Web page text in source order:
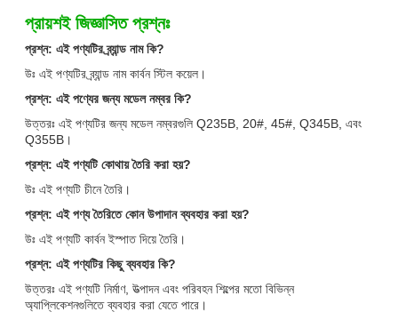
প্রায়শই জিজ্ঞাসিত প্রশ্নঃ
প্রশ্ন: এই পণ্যটির ব্র্যান্ড নাম কি?
উঃ এই পণ্যটির ব্র্যান্ড নাম কার্বন স্টিল কয়েল।
প্রশ্ন: এই পণ্যের জন্য মডেল নম্বর কি?
উত্তরঃ এই পণ্যটির জন্য মডেল নম্বরগুলি Q235B, 20#, 45#, Q345B, এবং
Q355B।
প্রশ্ন: এই পণ্যটি কোথায় তৈরি করা হয়?
উঃ এই পণ্যটি চীনে তৈরি।
প্রশ্ন: এই পণ্য তৈরিতে কোন উপাদান ব্যবহার করা হয়?
উঃ এই পণ্যটি কার্বন ইস্পাত দিয়ে তৈরি।
প্রশ্ন: এই পণ্যটির কিছু ব্যবহার কি?
উত্তরঃ এই পণ্যটি নির্মাণ, উত্পাদন এবং পরিবহন শিল্পের মতো বিভিন্ন
অ্যাপ্লিকেশনগুলিতে ব্যবহার করা যেতে পারে।